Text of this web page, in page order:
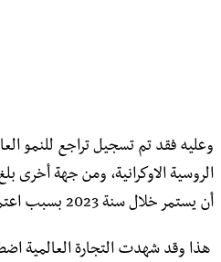
الروسية الاوكرانية، ومن جهة أخرى
أن يستمر خلال سنة 2023 بسبب اعتماد سياسات نقدية ومالية توسّعية.